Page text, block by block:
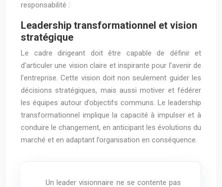
responsabilité :
Leadership transformationnel et vision
stratégique
Le cadre dirigeant doit être capable de définir et
d’articuler une vision claire et inspirante pour l’avenir de
l’entreprise. Cette vision doit non seulement guider les
décisions stratégiques, mais aussi motiver et fédérer
les équipes autour d’objectifs communs. Le leadership
transformationnel implique la capacité à impulser et à
conduire le changement, en anticipant les évolutions du
marché et en adaptant l’organisation en conséquence.
Un leader visionnaire ne se contente pas